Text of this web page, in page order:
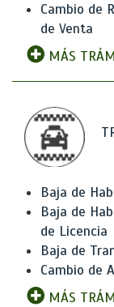
Cambio de
de Venta
MÁS
Baja de
Baja de
de Licencia
Baja de
Cambio de
MÁS